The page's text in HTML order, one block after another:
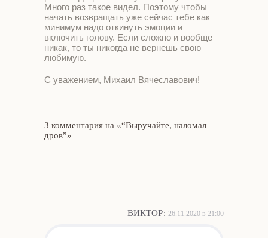
Много раз такое видел. Поэтому чтобы
начать возвращать уже сейчас тебе как
минимум надо откинуть эмоции и
включить голову. Если сложно и вообще
никак, то ты никогда не вернешь свою
любимую.
С уважением, Михаил Вячеславович!
3 комментария на «“Выручайте, наломал
дров”»
ВИКТОР: 26.11.2020 в 21:00